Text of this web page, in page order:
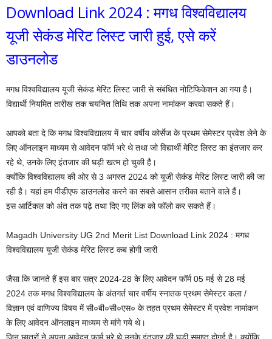
Download Link 2024 : मगध विश्वविद्यालय
यूजी सेकंड मेरिट लिस्ट जारी हुई, एसे करें
डाउनलोड
मगध विश्वविद्यालय यूजी सेकंड मेरिट लिस्ट जारी से संबंधित नोटिफिकेशन आ गया है।
विद्यार्थी नियमित तारीख तक चयनित तिथि तक अपना नामांकन करवा सकते हैं।
आपको बता दे कि मगध विश्वविद्यालय में चार वर्षीय कोर्सेज के प्रथम सेमेस्टर प्रवेश लेने के
लिए ऑनलाइन माध्यम से आवेदन फॉर्म भरे थे तथा जो विद्यार्थी मेरिट लिस्ट का इंतजार कर
रहे थे, उनके लिए इंतजार की घड़ी खत्म हो चुकी है।
क्योंकि विश्वविद्यालय की ओर से 3 अगस्त 2024 को यूजी सेकंड मेरिट लिस्ट जारी की जा
रही है। यहां हम पीडीएफ डाउनलोड करने का सबसे आसान तरीका बताने वाले हैं।
इस आर्टिकल को अंत तक पढ़े तथा दिए गए लिंक को फॉलो कर सकते हैं।
Magadh University UG 2nd Merit List Download Link 2024 : मगध
विश्वविद्यालय यूजी सेकंड मेरिट लिस्ट कब होगी जारी
जैसा कि जानते हैं इस बार सत्र 2024-28 के लिए आवेदन फॉर्म 05 मई से 28 मई
2024 तक मगध विश्वविद्यालय के अंतगर्त चार वर्षीय स्नातक प्रथम सेमेस्टर कला /
विज्ञान एवं वाणिज्य विषय में सी०बी०सी०एस० के तहत प्रथम सेमेस्टर में प्रवेश नामांकन
के लिए आवेदन ऑनलाइन माध्यम से मांगे गये थे।
जिन छात्रों ने अपना आवेदन फार्म भरे थे उनके इंतजार की घड़ी समाप्त होगई है। क्योंकि